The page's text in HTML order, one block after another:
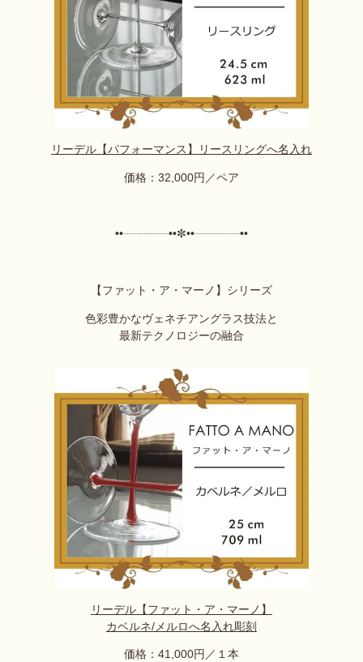
リーデル【パフォーマンス】リースリングへ名入れ
価格：32,000円／ペア
••┈┈┈┈••✼••┈┈┈┈••
【ファット・ア・マーノ】シリーズ
色彩豊かなヴェネチアングラス技法と
最新テクノロジーの融合
リーデル【ファット・ア・マーノ】
カベルネ/メルロへ名入れ彫刻
価格：41,000円／１本